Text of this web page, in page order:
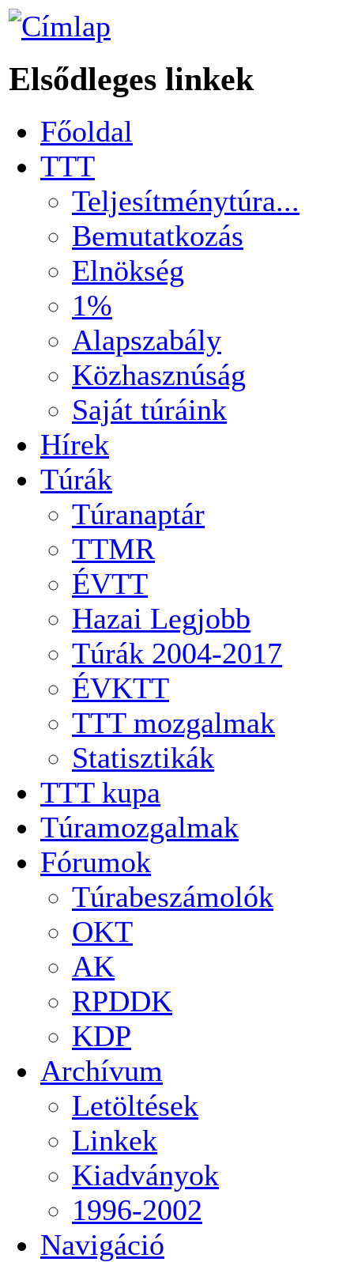
Elsődleges linkek
Főoldal
TTT
Teljesítménytúra...
Bemutatkozás
Elnökség
1%
Alapszabály
Közhasznúság
Saját túráink
Hírek
Túrák
Túranaptár
TTMR
ÉVTT
Hazai Legjobb
Túrák 2004-2017
ÉVKTT
TTT mozgalmak
Statisztikák
TTT kupa
Túramozgalmak
Fórumok
Túrabeszámolók
OKT
AK
RPDDK
KDP
Archívum
Letöltések
Linkek
Kiadványok
1996-2002
Navigáció